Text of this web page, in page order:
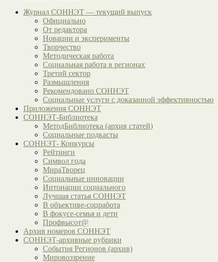
Журнал СОННЭТ — текущий выпуск
Официально
От редактора
Новации и эксперименты
Творчество
Методическая работа
Социальная работа в регионах
Третий сектор
Размышления
Рекомендовано СОННЭТ
Социальные услуги с доказанной эффективностью
Приложения СОННЭТ
СОННЭТ-Библиотека
МетодБиблиотека (архив статей)
Социальные подкасты
СОННЭТ- Конкурсы
Рейтинги
Символ года
МираТворец
Социальные инновации
Интонации социального
Лучшая статья СОННЭТ
В объективе-соцработа
В фокусе-семья и дети
Профвысот@
Архив номеров СОННЭТ
СОННЭТ-архивные рубрики
События Регионов (архив)
Мировоззрение